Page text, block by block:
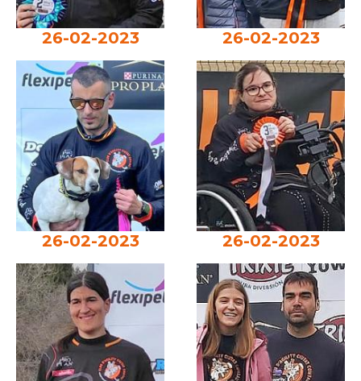
26-02-2023 26-02-2023
26-02-2023 26-02-2023